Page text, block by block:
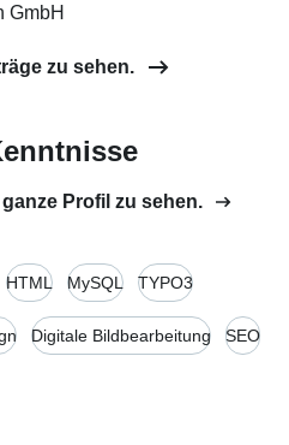
GmbH
zu sehen.
Profil zu sehen.
HTML MySQL TYPO3
Digitale Bildbearbeitung SEO